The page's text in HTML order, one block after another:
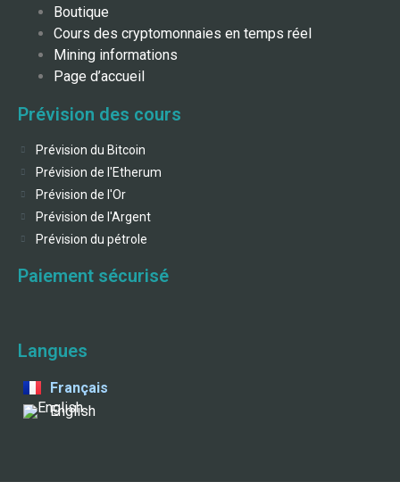
Boutique
Cours des cryptomonnaies en temps réel
Mining informations
Page d’accueil
Prévision des cours
Prévision du Bitcoin
Prévision de l'Etherum
Prévision de l'Or
Prévision de l'Argent
Prévision du pétrole
Paiement sécurisé
Langues
Français
English